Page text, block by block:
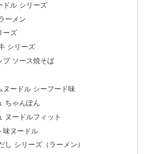
ドル シリーズ
ーメン
ーズ
シリーズ
プ ソース焼そば
ヌードル シーフード味
ちゃんぽん
ヌードルフィット
味ヌードル
し シリーズ（ラーメン）